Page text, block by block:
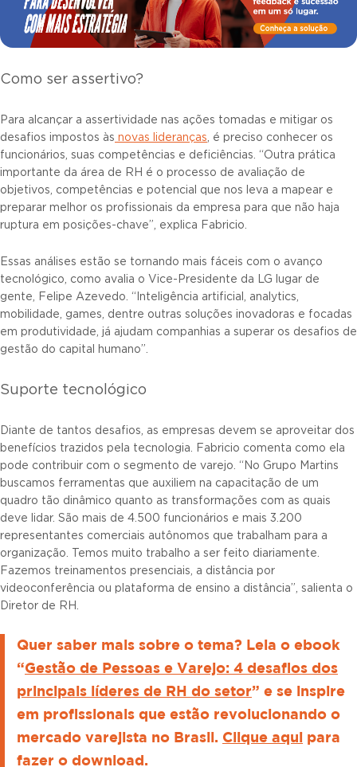
Como ser assertivo?
Para alcançar a assertividade nas ações tomadas e mitigar os
desafios impostos às novas lideranças, é preciso conhecer os
funcionários, suas competências e deficiências. “Outra prática
importante da área de RH é o processo de avaliação de
objetivos, competências e potencial que nos leva a mapear e
preparar melhor os profissionais da empresa para que não haja
ruptura em posições-chave”, explica Fabricio.
Essas análises estão se tornando mais fáceis com o avanço
tecnológico, como avalia o Vice-Presidente da LG lugar de
gente, Felipe Azevedo. “Inteligência artificial, analytics,
mobilidade, games, dentre outras soluções inovadoras e focadas
em produtividade, já ajudam companhias a superar os desafios de
gestão do capital humano”.
Suporte tecnológico
Diante de tantos desafios, as empresas devem se aproveitar dos
benefícios trazidos pela tecnologia. Fabricio comenta como ela
pode contribuir com o segmento de varejo. “No Grupo Martins
buscamos ferramentas que auxiliem na capacitação de um
quadro tão dinâmico quanto as transformações com as quais
deve lidar. São mais de 4.500 funcionários e mais 3.200
representantes comerciais autônomos que trabalham para a
organização. Temos muito trabalho a ser feito diariamente.
Fazemos treinamentos presenciais, a distância por
videoconferência ou plataforma de ensino a distância”, salienta o
Diretor de RH.
Quer saber mais sobre o tema? Leia o ebook
“Gestão de Pessoas e Varejo: 4 desafios dos
principais líderes de RH do setor” e se inspire
em profissionais que estão revolucionando o
mercado varejista no Brasil. Clique aqui para
fazer o download.